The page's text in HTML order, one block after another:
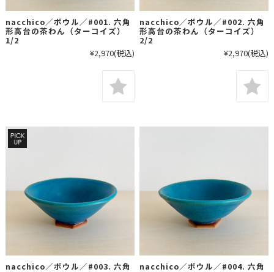
nacchico／ボウル／#001. 六角
形高台の茶わん（ターコイズ）
1/2
¥2,970(税込)
nacchico／ボウル／#002. 六角
形高台の茶わん（ターコイズ）
2/2
¥2,970(税込)
nacchico／ボウル／#003. 六角 nacchico／ボウル／#004. 六角